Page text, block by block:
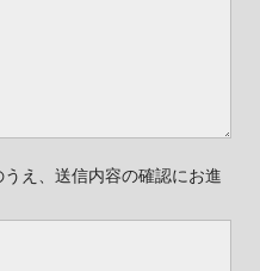
え、送信内容の確認にお進